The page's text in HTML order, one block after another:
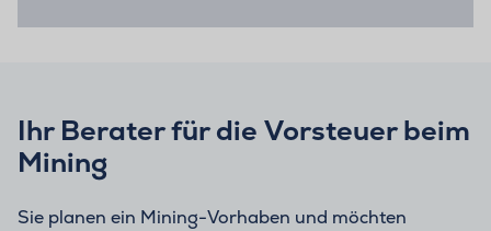
Ihr Berater für die Vorsteuer beim
Mining
Sie planen ein Mining-Vorhaben und möchten